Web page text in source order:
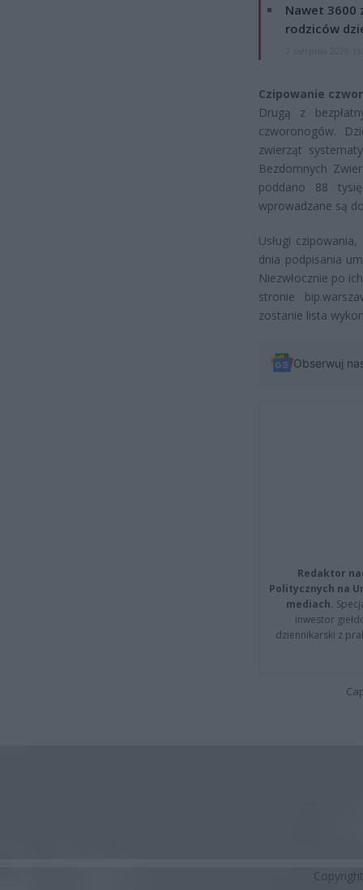
Nawet 3600
rodziców
Czipowanie
Drugą z
czworonogów.
zwierząt
Bezdomnych
poddano 88
wprowadzane są
Usługi
dnia podpisania
Niezwłocznie po
stronie
zostanie lista
Obserwuj
Redaktor
Politycznych na
mediach.
inwestor
dziennikarski z